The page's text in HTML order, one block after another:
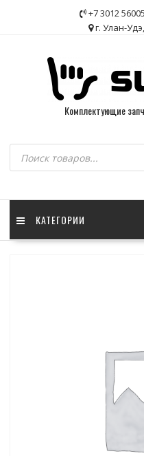
+7 3012
г. Улан-
Комплектующие
Поиск
товаров
КАТЕГОРИИ